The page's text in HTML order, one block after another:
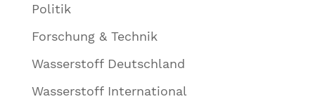
Politik
Forschung & Technik
Wasserstoff Deutschland
Wasserstoff International